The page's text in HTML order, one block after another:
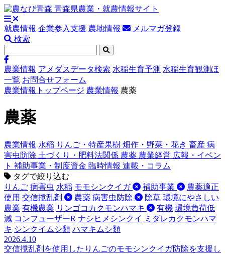
就農情報 企業参入支援 農地情報
メルマガ登録
検索
農業情報 アメダスデータ検索 水稲生育予測 水稲生育観測ほ
一覧 お問合せフォーム
農業情報トップページ 農業情報 農薬
農薬
農業情報 水稲 りんご・特産果樹 畑作・野菜・花き 畜産 病
害虫防除 土づくり・肥料法関係 農薬 農業経営 広報・イベン
ト 補助事業・制度資金 臨時情報 連載・コラム
タグで絞り込む
りんご 病害虫 水稲 モモシンクイガ 補助事業
農薬適正
使用 交信撹乱剤 農薬 病害虫防除 除草 環境にやさしい
農業 有機農業 リンゴコカクモンハマキ 有機 環境負荷低
減 コンフューザーR ナシヒメシンクイ
ミダレカクモンハマ
キ シンクイムシ類 ハマキムシ類
2026.4.10
交信撹乱剤を使用したりんごのモモシンクイガ防除を支援し